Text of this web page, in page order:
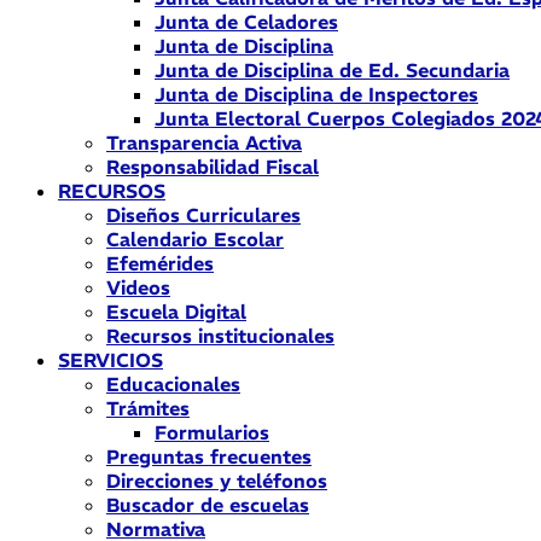
Junta de Celadores
Junta de Disciplina
Junta de Disciplina de Ed. Secundaria
Junta de Disciplina de Inspectores
Junta Electoral Cuerpos Colegiados
Transparencia Activa
Responsabilidad Fiscal
RECURSOS
Diseños Curriculares
Calendario Escolar
Efemérides
Videos
Escuela Digital
Recursos institucionales
SERVICIOS
Educacionales
Trámites
Formularios
Preguntas frecuentes
Direcciones y teléfonos
Buscador de escuelas
Normativa